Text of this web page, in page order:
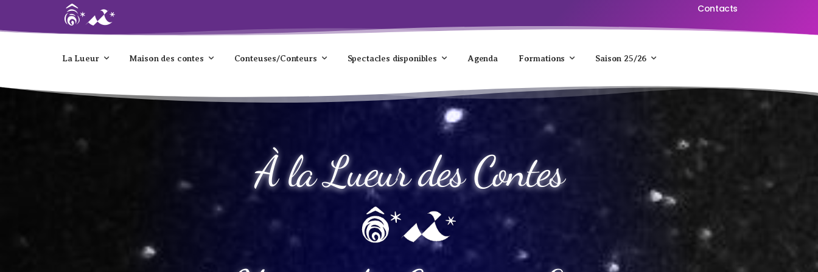
Contacts
La Lueur Maison des contes Conteuses/Conteurs Spectacles disponibles Agenda Formations Saison 25/26
À la Lueur des Contes